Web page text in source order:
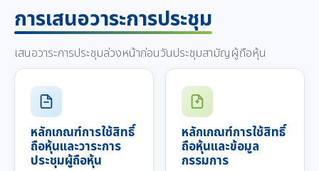
การเสนอวาระการประชุม
เสนอวาระการประชุมล่วงหน้าก่อนวันประชุมสามัญผู้ถือหุ้น
หลักเกณฑ์การใช้สิทธิ์
ถือหุ้นและวาระการ
ประชุมผู้ถือหุ้น
หลักเกณฑ์การใช้สิทธิ์
ถือหุ้นและข้อมูล
กรรมการ